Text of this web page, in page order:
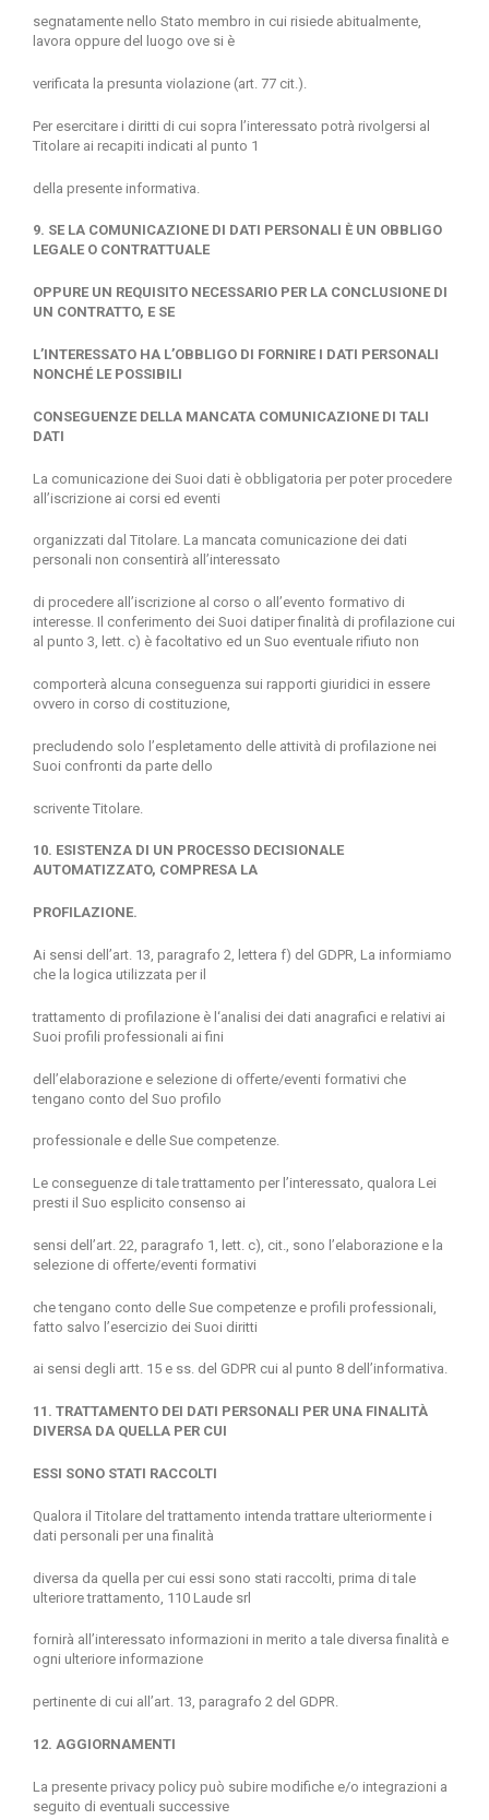
segnatamente nello Stato membro in cui risiede abitualmente,
lavora oppure del luogo ove si è
verificata la presunta violazione (art. 77 cit.).
Per esercitare i diritti di cui sopra l’interessato potrà rivolgersi al
Titolare ai recapiti indicati al punto 1
della presente informativa.
9. SE LA COMUNICAZIONE DI DATI PERSONALI È UN OBBLIGO
LEGALE O CONTRATTUALE
OPPURE UN REQUISITO NECESSARIO PER LA CONCLUSIONE DI
UN CONTRATTO, E SE
L’INTERESSATO HA L’OBBLIGO DI FORNIRE I DATI PERSONALI
NONCHÉ LE POSSIBILI
CONSEGUENZE DELLA MANCATA COMUNICAZIONE DI TALI
DATI
La comunicazione dei Suoi dati è obbligatoria per poter procedere
all’iscrizione ai corsi ed eventi
organizzati dal Titolare. La mancata comunicazione dei dati
personali non consentirà all’interessato
di procedere all’iscrizione al corso o all’evento formativo di
interesse. Il conferimento dei Suoi datiper finalità di profilazione cui
al punto 3, lett. c) è facoltativo ed un Suo eventuale rifiuto non
comporterà alcuna conseguenza sui rapporti giuridici in essere
ovvero in corso di costituzione,
precludendo solo l’espletamento delle attività di profilazione nei
Suoi confronti da parte dello
scrivente Titolare.
10. ESISTENZA DI UN PROCESSO DECISIONALE
AUTOMATIZZATO, COMPRESA LA
PROFILAZIONE.
Ai sensi dell’art. 13, paragrafo 2, lettera f) del GDPR, La informiamo
che la logica utilizzata per il
trattamento di profilazione è l‘analisi dei dati anagrafici e relativi ai
Suoi profili professionali ai fini
dell’elaborazione e selezione di oﬀerte/eventi formativi che
tengano conto del Suo profilo
professionale e delle Sue competenze.
Le conseguenze di tale trattamento per l’interessato, qualora Lei
presti il Suo esplicito consenso ai
sensi dell’art. 22, paragrafo 1, lett. c), cit., sono l’elaborazione e la
selezione di oﬀerte/eventi formativi
che tengano conto delle Sue competenze e profili professionali,
fatto salvo l’esercizio dei Suoi diritti
ai sensi degli artt. 15 e ss. del GDPR cui al punto 8 dell’informativa.
11. TRATTAMENTO DEI DATI PERSONALI PER UNA FINALITÀ
DIVERSA DA QUELLA PER CUI
ESSI SONO STATI RACCOLTI
Qualora il Titolare del trattamento intenda trattare ulteriormente i
dati personali per una finalità
diversa da quella per cui essi sono stati raccolti, prima di tale
ulteriore trattamento, 110 Laude srl
fornirà all’interessato informazioni in merito a tale diversa finalità e
ogni ulteriore informazione
pertinente di cui all’art. 13, paragrafo 2 del GDPR.
12. AGGIORNAMENTI
La presente privacy policy può subire modifiche e/o integrazioni a
seguito di eventuali successive